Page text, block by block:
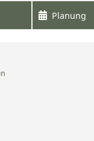
Planung